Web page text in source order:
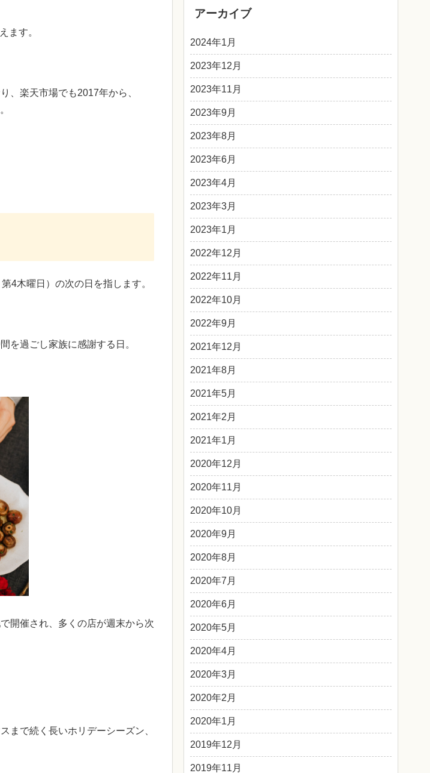
ます。
、楽天市場でも2017年から、
4木曜日）の次の日を指します。
を過ごし家族に感謝する日。
開催され、多くの店が週末から次
まで続く長いホリデーシーズン、
アーカイブ
2024年1月
2023年12月
2023年11月
2023年9月
2023年8月
2023年6月
2023年4月
2023年3月
2023年1月
2022年12月
2022年11月
2022年10月
2022年9月
2021年12月
2021年8月
2021年5月
2021年2月
2021年1月
2020年12月
2020年11月
2020年10月
2020年9月
2020年8月
2020年7月
2020年6月
2020年5月
2020年4月
2020年3月
2020年2月
2020年1月
2019年12月
2019年11月